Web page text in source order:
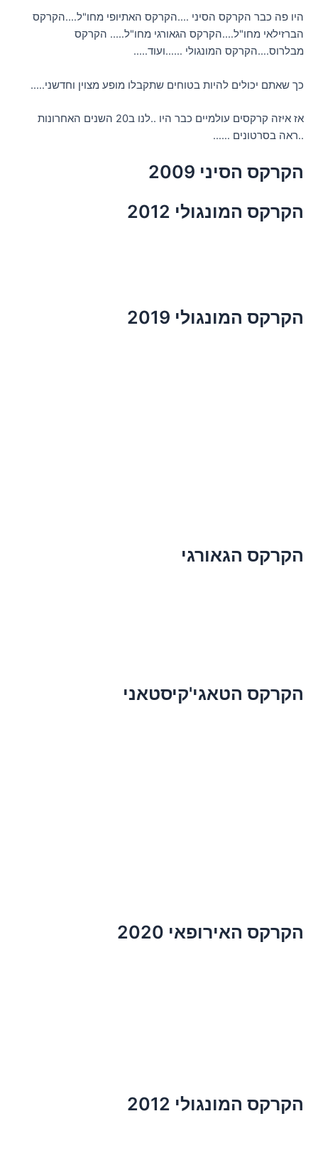
היו פה כבר הקרקס הסיני ….הקרקס האתיופי מחו"ל….הקרקס
הברזילאי מחו"ל….הקרקס הגאורגי מחו"ל….. הקרקס
מבלרוס….הקרקס המונגולי ……ועוד…..
כך שאתם יכולים להיות בטוחים שתקבלו מופע מצוין וחדשני…..
אז איזה קרקסים עולמיים כבר היו ..לנו ב20 השנים האחרונות
..ראה בסרטונים ……
הקרקס הסיני 2009
הקרקס המונגולי 2012
הקרקס המונגולי 2019
הקרקס הגאורגי
הקרקס הטאגי'קיסטאני
הקרקס האירופאי 2020
הקרקס המונגולי 2012